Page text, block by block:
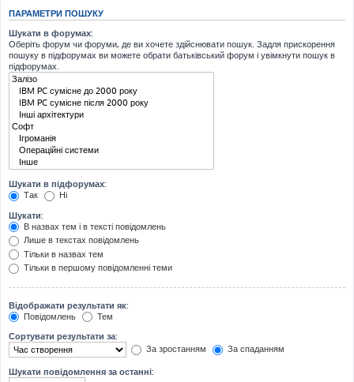
ПАРАМЕТРИ ПОШУКУ
Шукати в форумах:
Оберіть форум чи форуми, де ви хочете здійснювати пошук. Задля прискорення
пошуку в підфорумах ви можете обрати батьківський форум і увімкнути пошук в
підфорумах.
Шукати в підфорумах:
Так
Ні
Шукати:
В назвах тем і в тексті повідомлень
Лише в текстах повідомлень
Тільки в назвах тем
Тільки в першому повідомленні теми
Відображати результати як:
Повідомлень
Тем
Сортувати результати за:
За зростанням
За спаданням
Шукати повідомлення за останні: